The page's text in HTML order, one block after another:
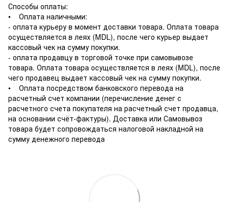
Способы оплаты:
• Оплата наличными:
- оплата курьеру в момент доставки товара. Оплата товара
осуществляется в леях (MDL), после чего курьер выдает
кассовый чек на сумму покупки.
- оплата продавцу в торговой точке при самовывозе
товара. Оплата товара осуществляется в леях (MDL), после
чего продавец выдает кассовый чек на сумму покупки.
• Оплата посредством банковского перевода на
расчетный счет компании (перечисление денег с
расчетного счета покупателя на расчетный счет продавца,
на основании счёт-фактуры). Доставка или Самовывоз
товара будет сопровождаться налоговой накладной на
сумму денежного перевода